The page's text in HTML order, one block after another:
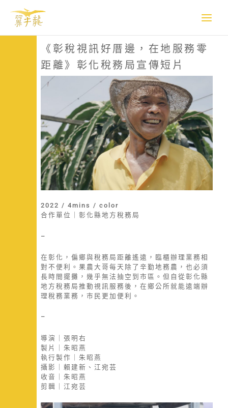
《彰稅視訊好厝邊，在地服務零
距離》彰化稅務局宣傳短片
2022 / 4mins / color
合作單位｜彰化縣地方稅務局
–
在彰化，偏鄉與稅務局距離遙遠，臨櫃辦理業務相
對不便利。果農大哥每天除了辛勤地務農，也必須
長時間擺攤，幾乎無法抽空到市區。但自從彰化縣
地方稅務局推動視訊服務後，在鄉公所就能遠端辦
理稅務業務，市民更加便利。
–
導演｜張明右
製片｜朱昭燕
執行製作｜朱昭燕
攝影｜賴建新、江宛芸
收音｜朱昭燕
剪輯｜江宛芸